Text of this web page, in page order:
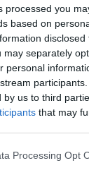
processed you
based on
may separately
personal
by us to third
that may
Processing Opt